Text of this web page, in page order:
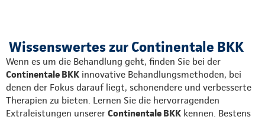
Wissenswertes zur Continentale BKK
Wenn es um die Behandlung geht, finden Sie bei der
Continentale BKK innovative Behandlungsmethoden, bei
denen der Fokus darauf liegt, schonendere und verbesserte
Therapien zu bieten. Lernen Sie die hervorragenden
Extraleistungen unserer Continentale BKK kennen. Bestens